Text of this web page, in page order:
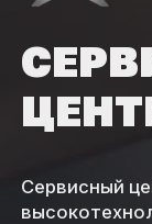
Сервисный